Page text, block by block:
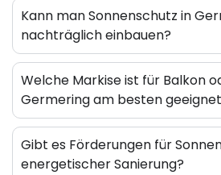
Kann man Sonnenschutz in
nachträglich einbauen?
Welche Markise ist für Balkon
Germering am besten
Gibt es Förderungen für
energetischer Sanierung?